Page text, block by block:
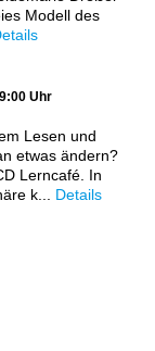
Modell des
Uhr
Lesen und
etwas ändern?
Lerncafé. In
k... Details